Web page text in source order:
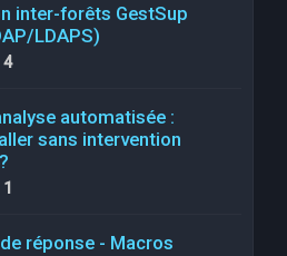
inter-forêts GestSup
LDAPS)
4
automatisée :
sans intervention
1
réponse - Macros